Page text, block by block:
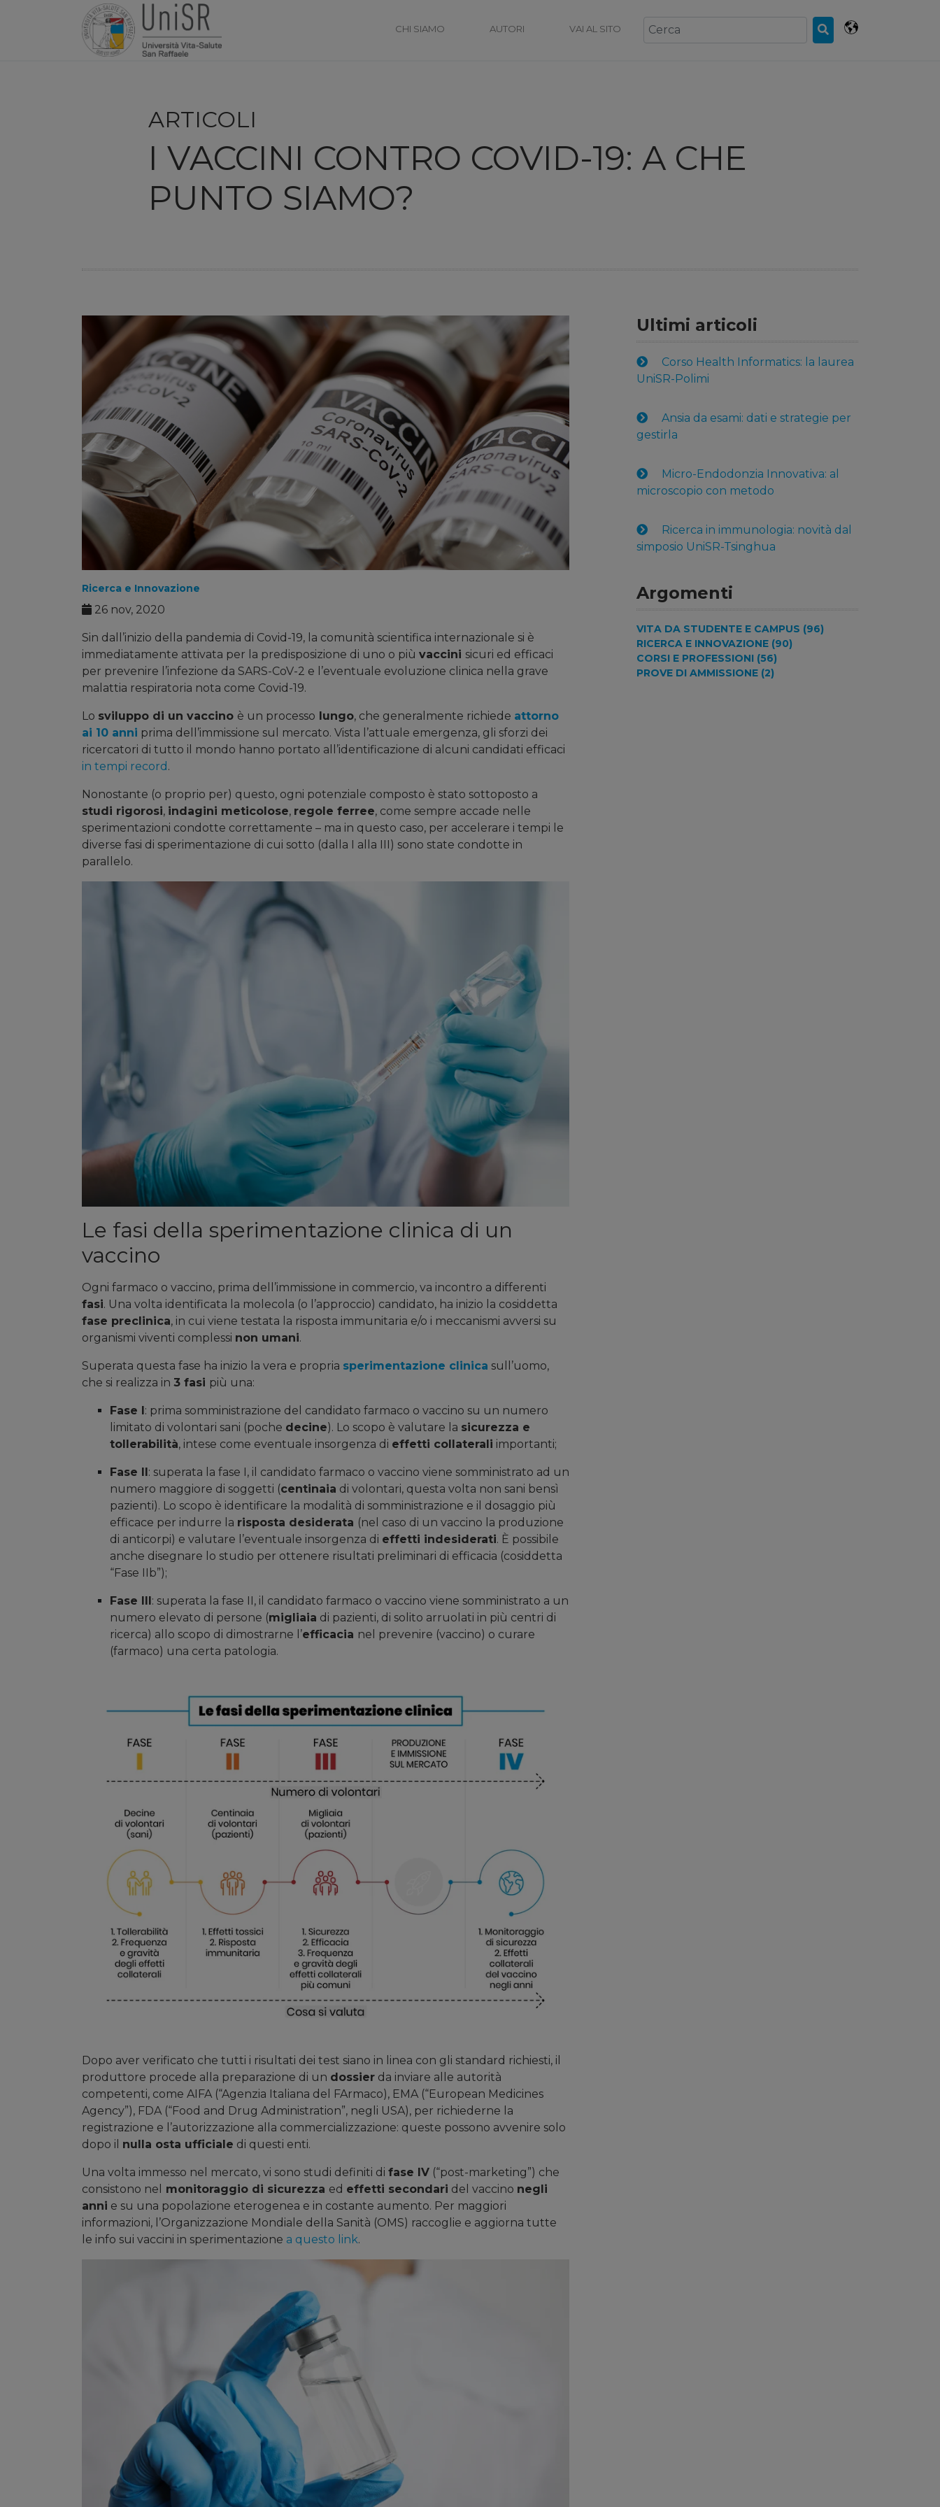
CHI SIAMO AUTORI VAI AL SITO
ARTICOLI
I VACCINI CONTRO COVID-19: A CHE
PUNTO SIAMO?
Ricerca e Innovazione
26 nov, 2020
Sin dall’inizio della pandemia di Covid-19, la comunità scientifica internazionale si è
immediatamente attivata per la predisposizione di uno o più vaccini sicuri ed efficaci
per prevenire l’infezione da SARS-CoV-2 e l’eventuale evoluzione clinica nella grave
malattia respiratoria nota come Covid-19.
Lo sviluppo di un vaccino è un processo lungo, che generalmente richiede attorno
ai 10 anni prima dell’immissione sul mercato. Vista l’attuale emergenza, gli sforzi dei
ricercatori di tutto il mondo hanno portato all’identificazione di alcuni candidati efficaci
in tempi record .
Nonostante (o proprio per) questo, ogni potenziale composto è stato sottoposto a
studi rigorosi, indagini meticolose, regole ferree, come sempre accade nelle
sperimentazioni condotte correttamente – ma in questo caso, per accelerare i tempi le
diverse fasi di sperimentazione di cui sotto (dalla I alla III) sono state condotte in
parallelo.
Le fasi della sperimentazione clinica di un
vaccino
Ogni farmaco o vaccino, prima dell’immissione in commercio, va incontro a differenti
fasi. Una volta identificata la molecola (o l’approccio) candidato, ha inizio la cosiddetta
fase preclinica, in cui viene testata la risposta immunitaria e/o i meccanismi avversi su
organismi viventi complessi non umani.
Superata questa fase ha inizio la vera e propria sperimentazione clinica sull’uomo,
che si realizza in 3 fasi più una:
Fase I: prima somministrazione del candidato farmaco o vaccino su un numero
limitato di volontari sani (poche decine). Lo scopo è valutare la sicurezza e
tollerabilità, intese come eventuale insorgenza di effetti collaterali importanti;
Fase II: superata la fase I, il candidato farmaco o vaccino viene somministrato ad un
numero maggiore di soggetti (centinaia di volontari, questa volta non sani bensì
pazienti). Lo scopo è identificare la modalità di somministrazione e il dosaggio più
efficace per indurre la risposta desiderata (nel caso di un vaccino la produzione
di anticorpi) e valutare l’eventuale insorgenza di effetti indesiderati. È possibile
anche disegnare lo studio per ottenere risultati preliminari di efficacia (cosiddetta
“Fase IIb”);
Fase III: superata la fase II, il candidato farmaco o vaccino viene somministrato a un
numero elevato di persone (migliaia di pazienti, di solito arruolati in più centri di
ricerca) allo scopo di dimostrarne l’efficacia nel prevenire (vaccino) o curare
(farmaco) una certa patologia.
Dopo aver verificato che tutti i risultati dei test siano in linea con gli standard richiesti, il
produttore procede alla preparazione di un dossier da inviare alle autorità
competenti, come AIFA (“Agenzia Italiana del FArmaco), EMA (“European Medicines
Agency”), FDA (“Food and Drug Administration”, negli USA), per richiederne la
registrazione e l’autorizzazione alla commercializzazione: queste possono avvenire solo
dopo il nulla osta ufficiale di questi enti.
Una volta immesso nel mercato, vi sono studi definiti di fase IV (“post-marketing”) che
consistono nel
monitoraggio di sicurezza ed effetti secondari del vaccino negli
anni e su una popolazione eterogenea e in costante aumento. Per maggiori
informazioni, l’Organizzazione Mondiale della Sanità (OMS) raccoglie e aggiorna tutte
le info sui vaccini in sperimentazione a questo link.
Ultimi articoli
Corso Health Informatics: la laurea
UniSR-Polimi
Ansia da esami: dati e strategie per
gestirla
Micro-Endodonzia Innovativa: al
microscopio con metodo
Ricerca in immunologia: novità dal
simposio UniSR-Tsinghua
Argomenti
VITA DA STUDENTE E CAMPUS (96)
RICERCA E INNOVAZIONE (90)
CORSI E PROFESSIONI (56)
PROVE DI AMMISSIONE (2)